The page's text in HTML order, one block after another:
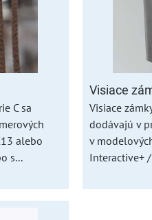
C sa
alebo
s...
Visiace
Visiace
dodávajú v
v
Interactive+